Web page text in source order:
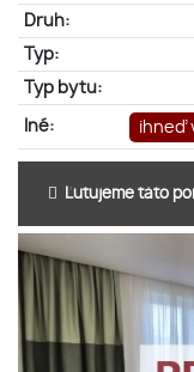
Druh:
Typ:
Typ bytu:
Iné: ihneď
Ľutujeme táto